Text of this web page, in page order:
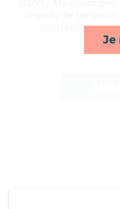
Je
courses/livraison,